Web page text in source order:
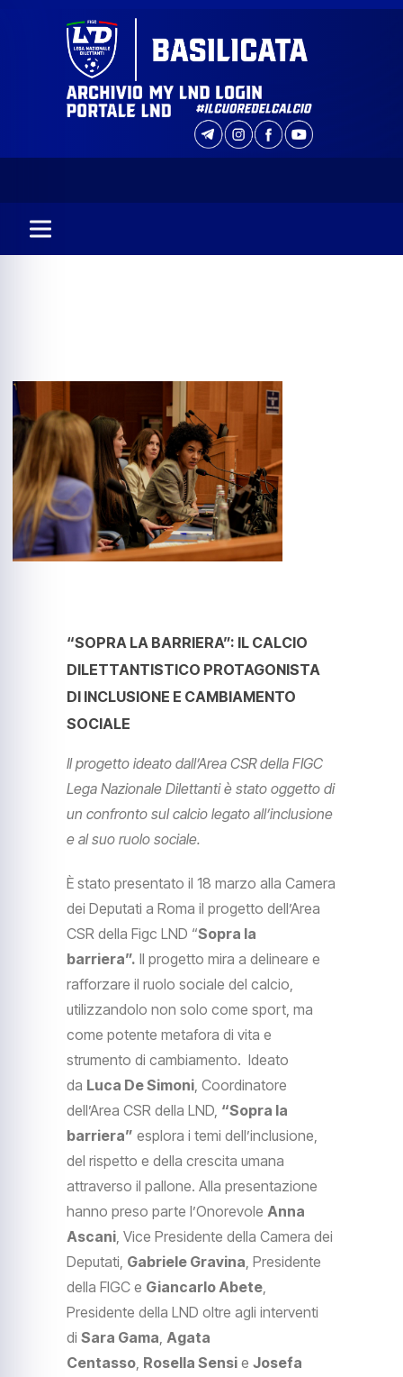
“SOPRA LA BARRIERA”: IL CALCIO
DILETTANTISTICO PROTAGONISTA
DI INCLUSIONE E CAMBIAMENTO
SOCIALE
Il progetto ideato dall’Area CSR della FIGC
Lega Nazionale Dilettanti è stato oggetto di
un confronto sul calcio legato all’inclusione
e al suo ruolo sociale.
È stato presentato il 18 marzo alla Camera
dei Deputati a Roma il progetto dell’Area
CSR della Figc LND “Sopra la
barriera”. Il progetto mira a delineare e
rafforzare il ruolo sociale del calcio,
utilizzandolo non solo come sport, ma
come potente metafora di vita e
strumento di cambiamento. Ideato
da Luca De Simoni , Coordinatore
dell’Area CSR della LND, “Sopra la
barriera” esplora i temi dell’inclusione,
del rispetto e della crescita umana
attraverso il pallone. Alla presentazione
hanno preso parte l’Onorevole Anna
Ascani , Vice Presidente della Camera dei
Deputati, Gabriele Gravina , Presidente
della FIGC e Giancarlo Abete
Presidente della LND oltre agli interventi
di Sara Gama Agata
Centasso Rosella Sensi e Josefa